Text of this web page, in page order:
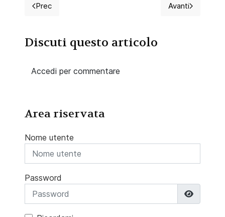
Articolo precedente: Ascite, tutto quello che c'è da
Prec Articolo
Avanti
Discuti questo articolo
Accedi per commentare
Area riservata
Nome utente
Password